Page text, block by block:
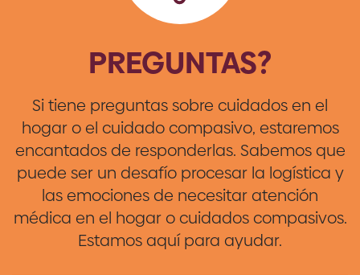
PREGUNTAS?
Si tiene preguntas sobre cuidados en el
hogar o el cuidado compasivo, estaremos
encantados de responderlas. Sabemos que
puede ser un desafío procesar la logística y
las emociones de necesitar atención
médica en el hogar o cuidados compasivos.
Estamos aquí para ayudar.